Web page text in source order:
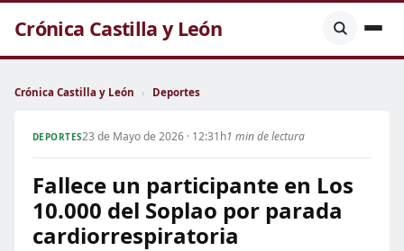
Crónica Castilla y León
Crónica Castilla y León › Deportes
DEPORTES23 de Mayo de 2026 · 12:31h1 min de lectura
Fallece un participante en Los
10.000 del Soplao por parada
cardiorrespiratoria